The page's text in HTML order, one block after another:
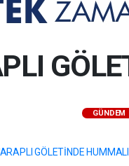
GÜNDEM